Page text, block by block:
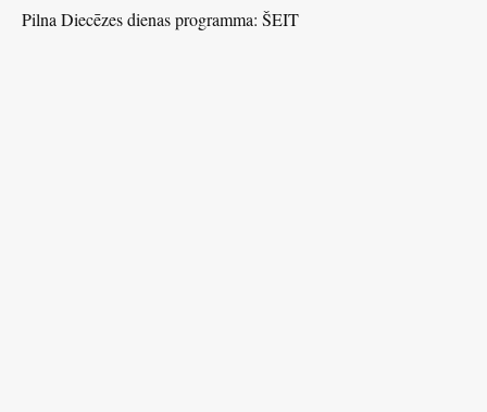
Pilna Diecēzes dienas programma: ŠEIT